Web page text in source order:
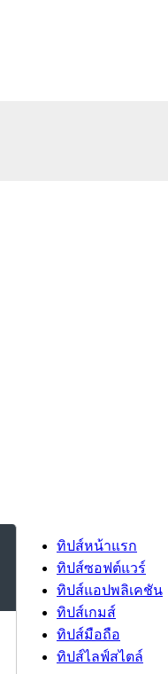
ทิปส์หน้าแรก
ทิปส์ซอฟต์แวร์
ทิปส์แอปพลิเคชัน
ทิปส์เกมส์
ทิปส์มือถือ
ทิปส์ไลฟ์สไตล์